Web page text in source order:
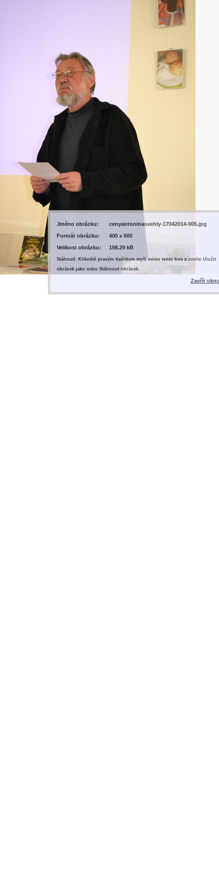
Jméno obrázku:
cenyantoninasvehly-17042014-005.jpg
Formát obrázku:
400 x 600
Velikost obrázku:
198.29 kB
Stáhnutí: Kliknětě pravým tlačítkem myši mimo tento box a zvolte Uložit
obrázek jako nebo Stáhnout obrázek.
Zavřít